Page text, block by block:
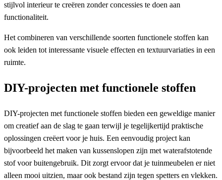
stijlvol interieur te creëren zonder concessies te doen aan
functionaliteit.
Het combineren van verschillende soorten functionele stoffen kan
ook leiden tot interessante visuele effecten en textuurvariaties in een
ruimte.
DIY-projecten met functionele stoffen
DIY-projecten met functionele stoffen bieden een geweldige manier
om creatief aan de slag te gaan terwijl je tegelijkertijd praktische
oplossingen creëert voor je huis. Een eenvoudig project kan
bijvoorbeeld het maken van kussenslopen zijn met waterafstotende
stof voor buitengebruik. Dit zorgt ervoor dat je tuinmeubelen er niet
alleen mooi uitzien, maar ook bestand zijn tegen spetters en vlekken.